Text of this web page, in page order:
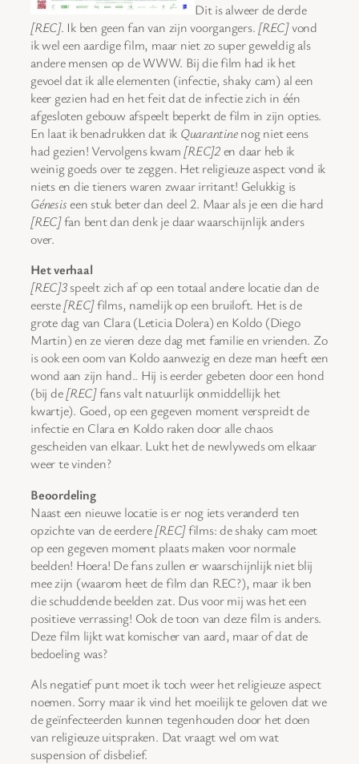
Dit is alweer de derde
[REC]. Ik ben geen fan van zijn voorgangers. [REC]vond
ik wel een aardige film, maar niet zo super geweldig als
andere mensen op de WWW. Bij die film had ik het
gevoel dat ik alle elementen (infectie, shaky cam) al een
keer gezien had en het feit dat de infectie zich in één
afgesloten gebouw afspeelt beperkt de film in zijn opties.
En laat ik benadrukken dat ik Quarantinenog niet eens
had gezien! Vervolgens kwam [REC]2en daar heb ik
weinig goeds over te zeggen. Het religieuze aspect vond ik
niets en die tieners waren zwaar irritant! Gelukkig is
Génesiseen stuk beter dan deel 2. Maar als je een die hard
[REC]fan bent dan denk je daar waarschijnlijk anders
over.
Het verhaal
[REC]3speelt zich af op een totaal andere locatie dan de
eerste[REC]films, namelijk op een bruiloft. Het is de
grote dag van Clara (Leticia Dolera) en Koldo (Diego
Martin) en ze vieren deze dag met familie en vrienden. Zo
is ook een oom van Koldo aanwezig en deze man heeft een
wond aan zijn hand.. Hij is eerder gebeten door een hond
(bij de[REC]fans valt natuurlijk onmiddellijk het
kwartje). Goed, op een gegeven moment verspreidt de
infectie en Clara en Koldo raken door alle chaos
gescheiden van elkaar. Lukt het de newlyweds om elkaar
weer te vinden?
Beoordeling
Naast een nieuwe locatie is er nog iets veranderd ten
opzichte van de eerdere[REC]films: de shaky cam moet
op een gegeven moment plaats maken voor normale
beelden! Hoera! De fans zullen er waarschijnlijk niet blij
mee zijn (waarom heet de film dan REC?), maar ik ben
die schuddende beelden zat. Dus voor mij was het een
positieve verrassing! Ook de toon van deze film is anders.
Deze film lijkt wat komischer van aard, maar of dat de
bedoeling was?
Als negatief punt moet ik toch weer het religieuze aspect
noemen. Sorry maar ik vind het moeilijk te geloven dat we
de geïnfecteerden kunnen tegenhouden door het doen
van religieuze uitspraken. Dat vraagt wel om wat
suspension of disbelief.